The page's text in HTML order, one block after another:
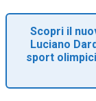
Scopri il
Luciano
sport